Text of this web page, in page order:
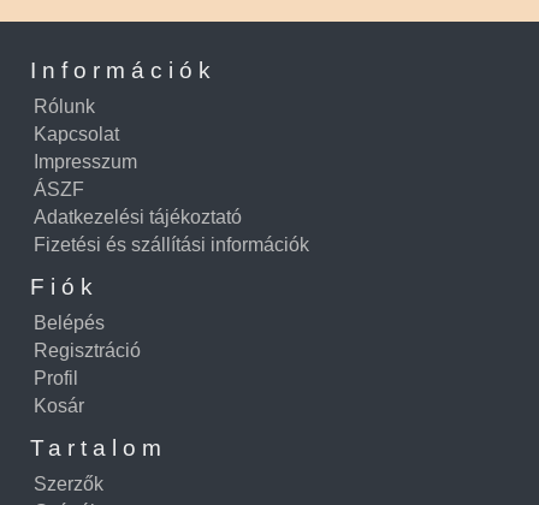
Információk
Rólunk
Kapcsolat
Impresszum
ÁSZF
Adatkezelési tájékoztató
Fizetési és szállítási információk
Fiók
Belépés
Regisztráció
Profil
Kosár
Tartalom
Szerzők